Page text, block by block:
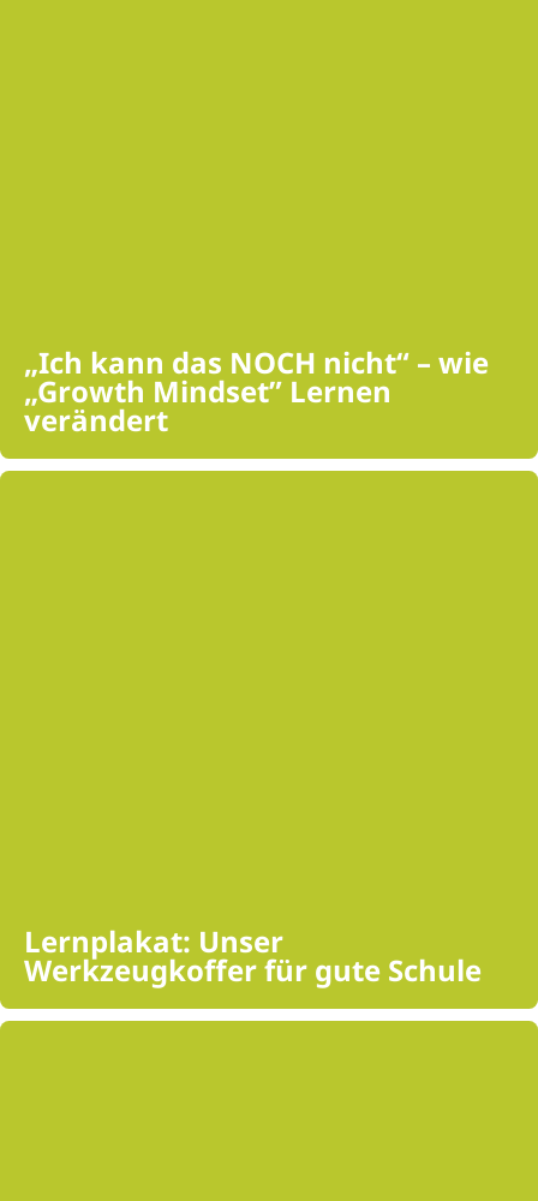
„Ich kann das NOCH nicht“ – wie
„Growth Mindset” Lernen
verändert
Lernplakat: Unser
Werkzeugkoffer für gute Schule